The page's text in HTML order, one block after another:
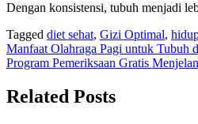
Dengan konsistensi, tubuh menjadi
Tagged diet sehat, Gizi Optimal,
Navigasi
pos
Manfaat Olahraga Pagi untuk Tubuh
Program Pemeriksaan Gratis
Related Posts